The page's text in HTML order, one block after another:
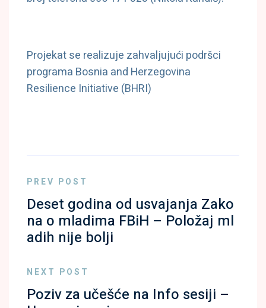
Projekat se realizuje zahvaljujući podršci
programa Bosnia and Herzegovina
Resilience Initiative (BHRI)
PREV POST
Deset godina od usvajanja Zako
na o mladima FBiH – Položaj ml
adih nije bolji
NEXT POST
Poziv za učešće na Info sesiji –